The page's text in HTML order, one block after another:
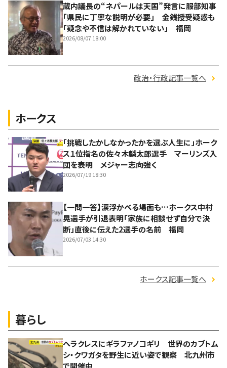
蔵内議長の“ネパールは天国”発言に服部知事
「県民に丁寧な説明が必要」 金銭授受疑惑も
「疑念や不信は解かれていない」 福岡
2026/08/07 18:00
政治・行政記事一覧へ
ホークス
「挑戦したかしなかったかを選ぶ人生に」ホーク
ス１位指名の佐々木麟太郎選手 マーリンズ入
団を表明 メジャー志向強く
2026/07/19 18:30
【一問一答】涙浮かべる場面も…ホークス中村
晃選手が引退表明「家族に相談せず自分で決
断」直後に伝えた2選手の名前 福岡
2026/07/03 14:30
ホークス記事一覧へ
暮らし
ヘラクレスにギラファノコギリ 世界のカブトム
シ・クワガタを野生に近い姿で観察 北九州市
で開催中